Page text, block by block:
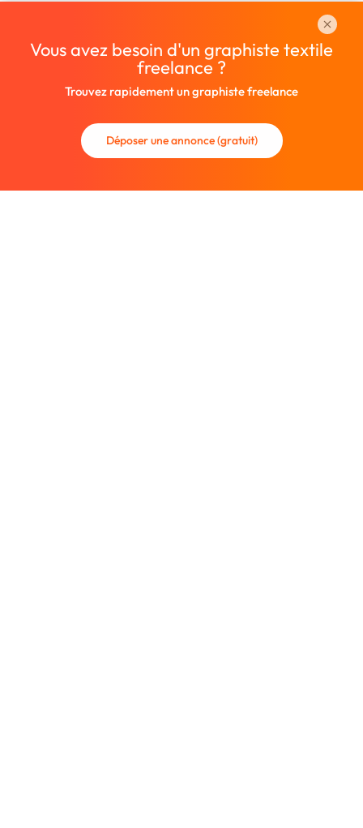
Vous avez besoin d'un graphiste textile
freelance ?
Trouvez rapidement un graphiste freelance
Déposer une annonce (gratuit)